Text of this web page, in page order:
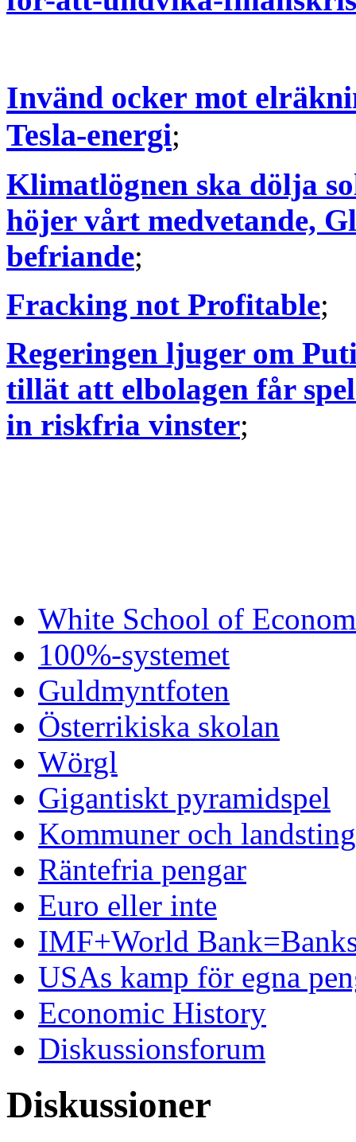
Invänd ocker mot
Tesla-energi;
Klimatlögnen ska dölja
höjer vårt medvetande,
befriande;
Fracking not Profitable;
Regeringen ljuger om
tillät att elbolagen får
in riskfria vinster;
White School of
100%-systemet
Guldmyntfoten
Österrikiska skolan
Wörgl
Gigantiskt pyramidspel
Kommuner och
Räntefria pengar
Euro eller inte
IMF+World
USAs kamp för egna
Economic History
Diskussionsforum
Diskussioner